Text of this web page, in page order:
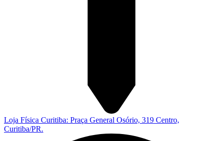
Loja Física Curitiba: Praça General Osório, 319 Centro,
Curitiba/PR.